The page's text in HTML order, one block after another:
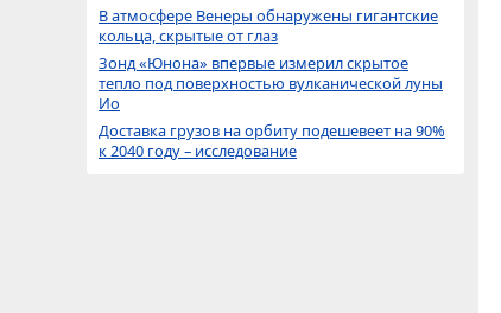
В атмосфере Венеры обнаружены гигантские
кольца, скрытые от глаз
Зонд «Юнона» впервые измерил скрытое
тепло под поверхностью вулканической луны
Ио
Доставка грузов на орбиту подешевеет на 90%
к 2040 году – исследование